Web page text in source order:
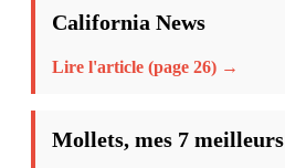
California News
Lire l'article (page 26) →
Mollets, mes 7